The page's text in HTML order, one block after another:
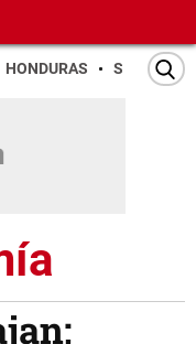
HONDURAS SAN PEDRO